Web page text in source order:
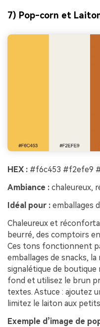
7) Pop-corn et
HEX : #f6c453 #f2efe9
Ambiance : chaleureux,
Idéal pour : emballages
Chaleureux et
beurré, des comptoirs
Ces tons fonctionnent
emballages de snacks,
signalétique de boutique
fond et utilisez le brun
textes. Astuce : ajoutez
limitez le laiton aux
Exemple d’image de